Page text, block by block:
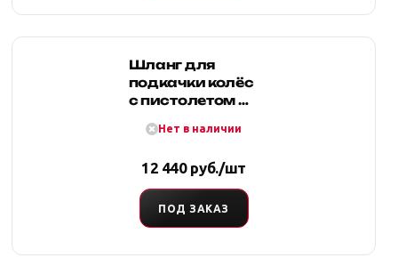
Шланг для
подкачки колёс
с пистолетом до
(черный,
Нет в наличии
12 440 руб./шт
ПОД ЗАКАЗ